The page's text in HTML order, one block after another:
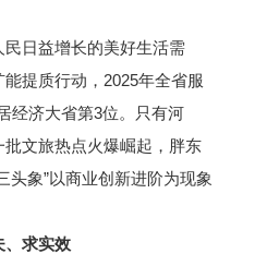
日益增长的美好生活需
提质行动，2025年全省服
经济大省第3位。只有河
文旅热点火爆崛起，胖东
头象”以商业创新进阶为现象
、求实效